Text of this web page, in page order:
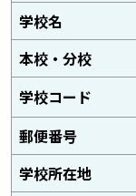
学校名
本校・分校
学校コード
郵便番号
学校所在地